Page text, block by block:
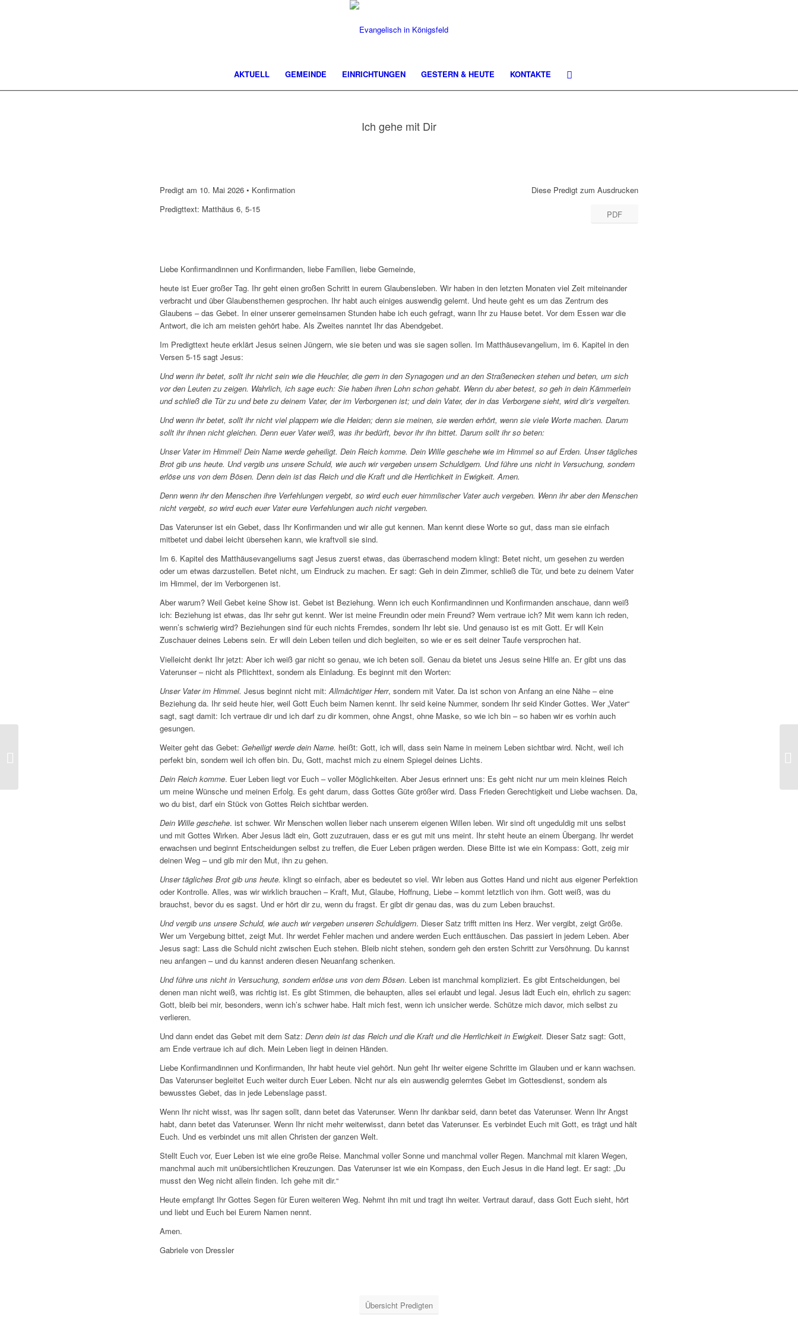
AKTUELL GEMEINDE EINRICHTUNGEN GESTERN & HEUTE KONTAKTE
Ich gehe mit Dir
Predigt am 10. Mai 2026 • Konfirmation
Predigttext: Matthäus 6, 5-15
Diese Predigt zum Ausdrucken
PDF
Liebe Konfirmandinnen und Konfirmanden, liebe Familien, liebe Gemeinde,
heute ist Euer großer Tag. Ihr geht einen großen Schritt in eurem Glaubensleben. Wir haben in den letzten Monaten viel Zeit miteinander
verbracht und über Glaubensthemen gesprochen. Ihr habt auch einiges auswendig gelernt. Und heute geht es um das Zentrum des
Glaubens – das Gebet. In einer unserer gemeinsamen Stunden habe ich euch gefragt, wann Ihr zu Hause betet. Vor dem Essen war die
Antwort, die ich am meisten gehört habe. Als Zweites nanntet Ihr das Abendgebet.
Im Predigttext heute erklärt Jesus seinen Jüngern, wie sie beten und was sie sagen sollen. Im Matthäusevangelium, im 6. Kapitel in den
Versen 5-15 sagt Jesus:
Und wenn ihr betet, sollt ihr nicht sein wie die Heuchler, die gern in den Synagogen und an den Straßenecken stehen und beten, um sich
vor den Leuten zu zeigen. Wahrlich, ich sage euch: Sie haben ihren Lohn schon gehabt. Wenn du aber betest, so geh in dein Kämmerlein
und schließ die Tür zu und bete zu deinem Vater, der im Verborgenen ist; und dein Vater, der in das Verborgene sieht, wird dir’s vergelten.
Und wenn ihr betet, sollt ihr nicht viel plappern wie die Heiden; denn sie meinen, sie werden erhört, wenn sie viele Worte machen. Darum
sollt ihr ihnen nicht gleichen. Denn euer Vater weiß, was ihr bedürft, bevor ihr ihn bittet. Darum sollt ihr so beten:
Unser Vater im Himmel! Dein Name werde geheiligt. Dein Reich komme. Dein Wille geschehe wie im Himmel so auf Erden. Unser tägliches
Brot gib uns heute. Und vergib uns unsere Schuld, wie auch wir vergeben unsern Schuldigern. Und führe uns nicht in Versuchung, sondern
erlöse uns von dem Bösen. Denn dein ist das Reich und die Kraft und die Herrlichkeit in Ewigkeit. Amen.
Denn wenn ihr den Menschen ihre Verfehlungen vergebt, so wird euch euer himmlischer Vater auch vergeben. Wenn ihr aber den Menschen
nicht vergebt, so wird euch euer Vater eure Verfehlungen auch nicht vergeben.
Das Vaterunser ist ein Gebet, dass Ihr Konfirmanden und wir alle gut kennen. Man kennt diese Worte so gut, dass man sie einfach
mitbetet und dabei leicht übersehen kann, wie kraftvoll sie sind.
Im 6. Kapitel des Matthäusevangeliums sagt Jesus zuerst etwas, das überraschend modern klingt: Betet nicht, um gesehen zu werden
oder um etwas darzustellen. Betet nicht, um Eindruck zu machen. Er sagt: Geh in dein Zimmer, schließ die Tür, und bete zu deinem Vater
im Himmel, der im Verborgenen ist.
Aber warum? Weil Gebet keine Show ist. Gebet ist Beziehung. Wenn ich euch Konfirmandinnen und Konfirmanden anschaue, dann weiß
ich: Beziehung ist etwas, das Ihr sehr gut kennt. Wer ist meine Freundin oder mein Freund? Wem vertraue ich? Mit wem kann ich reden,
wenn’s schwierig wird? Beziehungen sind für euch nichts Fremdes, sondern Ihr lebt sie. Und genauso ist es mit Gott. Er will Kein
Zuschauer deines Lebens sein. Er will dein Leben teilen und dich begleiten, so wie er es seit deiner Taufe versprochen hat.
Vielleicht denkt Ihr jetzt: Aber ich weiß gar nicht so genau, wie ich beten soll. Genau da bietet uns Jesus seine Hilfe an. Er gibt uns das
Vaterunser – nicht als Pflichttext, sondern als Einladung. Es beginnt mit den Worten:
Unser Vater im Himmel. Jesus beginnt nicht mit: Allmächtiger Herr, sondern mit Vater. Da ist schon von Anfang an eine Nähe – eine
Beziehung da. Ihr seid heute hier, weil Gott Euch beim Namen kennt. Ihr seid keine Nummer, sondern Ihr seid Kinder Gottes. Wer „Vater“
sagt, sagt damit: Ich vertraue dir und ich darf zu dir kommen, ohne Angst, ohne Maske, so wie ich bin – so haben wir es vorhin auch
gesungen.
Weiter geht das Gebet: Geheiligt werde dein Name. heißt: Gott, ich will, dass sein Name in meinem Leben sichtbar wird. Nicht, weil ich
perfekt bin, sondern weil ich offen bin. Du, Gott, machst mich zu einem Spiegel deines Lichts.
Dein Reich komme. Euer Leben liegt vor Euch – voller Möglichkeiten. Aber Jesus erinnert uns: Es geht nicht nur um mein kleines Reich
um meine Wünsche und meinen Erfolg. Es geht darum, dass Gottes Güte größer wird. Dass Frieden Gerechtigkeit und Liebe wachsen. Da,
wo du bist, darf ein Stück von Gottes Reich sichtbar werden.
Dein Wille geschehe. ist schwer. Wir Menschen wollen lieber nach unserem eigenen Willen leben. Wir sind oft ungeduldig mit uns selbst
und mit Gottes Wirken. Aber Jesus lädt ein, Gott zuzutrauen, dass er es gut mit uns meint. Ihr steht heute an einem Übergang. Ihr werdet
erwachsen und beginnt Entscheidungen selbst zu treffen, die Euer Leben prägen werden. Diese Bitte ist wie ein Kompass: Gott, zeig mir
deinen Weg – und gib mir den Mut, ihn zu gehen.
Unser tägliches Brot gib uns heute. klingt so einfach, aber es bedeutet so viel. Wir leben aus Gottes Hand und nicht aus eigener Perfektion
oder Kontrolle. Alles, was wir wirklich brauchen – Kraft, Mut, Glaube, Hoffnung, Liebe – kommt letztlich von ihm. Gott weiß, was du
brauchst, bevor du es sagst. Und er hört dir zu, wenn du fragst. Er gibt dir genau das, was du zum Leben brauchst.
Und vergib uns unsere Schuld, wie auch wir vergeben unseren Schuldigern. Dieser Satz trifft mitten ins Herz. Wer vergibt, zeigt Größe.
Wer um Vergebung bittet, zeigt Mut. Ihr werdet Fehler machen und andere werden Euch enttäuschen. Das passiert in jedem Leben. Aber
Jesus sagt: Lass die Schuld nicht zwischen Euch stehen. Bleib nicht stehen, sondern geh den ersten Schritt zur Versöhnung. Du kannst
neu anfangen – und du kannst anderen diesen Neuanfang schenken.
Und führe uns nicht in Versuchung, sondern erlöse uns von dem Bösen. Leben ist manchmal kompliziert. Es gibt Entscheidungen, bei
denen man nicht weiß, was richtig ist. Es gibt Stimmen, die behaupten, alles sei erlaubt und legal. Jesus lädt Euch ein, ehrlich zu sagen:
Gott, bleib bei mir, besonders, wenn ich’s schwer habe. Halt mich fest, wenn ich unsicher werde. Schütze mich davor, mich selbst zu
verlieren.
Und dann endet das Gebet mit dem Satz: Denn dein ist das Reich und die Kraft und die Herrlichkeit in Ewigkeit. Dieser Satz sagt: Gott,
am Ende vertraue ich auf dich. Mein Leben liegt in deinen Händen.
Liebe Konfirmandinnen und Konfirmanden, Ihr habt heute viel gehört. Nun geht Ihr weiter eigene Schritte im Glauben und er kann wachsen.
Das Vaterunser begleitet Euch weiter durch Euer Leben. Nicht nur als ein auswendig gelerntes Gebet im Gottesdienst, sondern als
bewusstes Gebet, das in jede Lebenslage passt.
Wenn Ihr nicht wisst, was Ihr sagen sollt, dann betet das Vaterunser. Wenn Ihr dankbar seid, dann betet das Vaterunser. Wenn Ihr Angst
habt, dann betet das Vaterunser. Wenn Ihr nicht mehr weiterwisst, dann betet das Vaterunser. Es verbindet Euch mit Gott, es trägt und hält
Euch. Und es verbindet uns mit allen Christen der ganzen Welt.
Stellt Euch vor, Euer Leben ist wie eine große Reise. Manchmal voller Sonne und manchmal voller Regen. Manchmal mit klaren Wegen,
manchmal auch mit unübersichtlichen Kreuzungen. Das Vaterunser ist wie ein Kompass, den Euch Jesus in die Hand legt. Er sagt: „Du
musst den Weg nicht allein finden. Ich gehe mit dir.“
Heute empfangt Ihr Gottes Segen für Euren weiteren Weg. Nehmt ihn mit und tragt ihn weiter. Vertraut darauf, dass Gott Euch sieht, hört
und liebt und Euch bei Eurem Namen nennt.
Amen.
Gabriele von Dressler
Übersicht Predigten